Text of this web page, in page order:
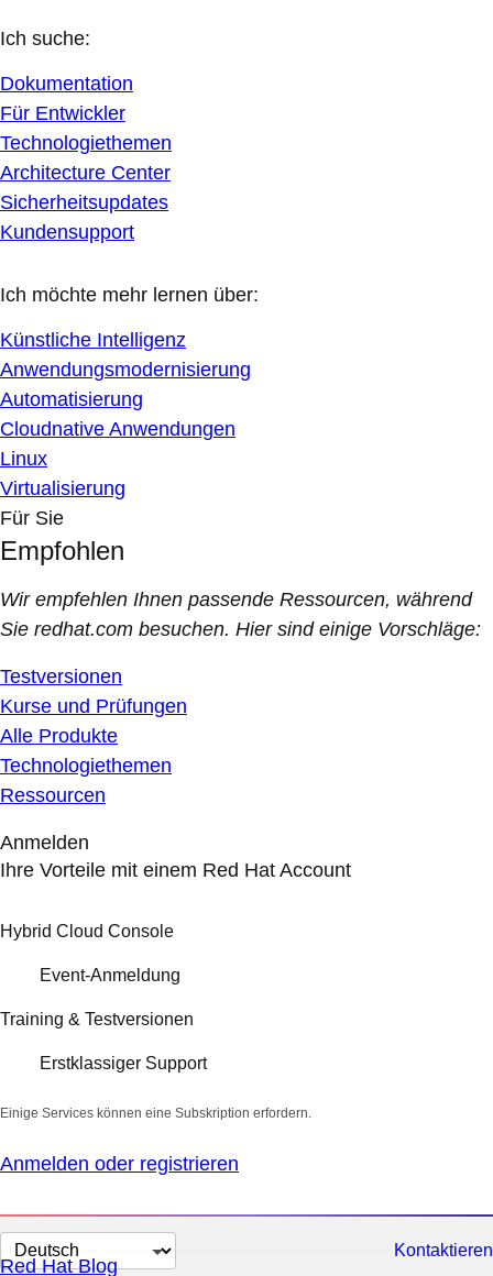
Ich suche:
Dokumentation
Für Entwickler
Technologiethemen
Architecture Center
Sicherheitsupdates
Kundensupport
Ich möchte mehr lernen über:
Künstliche Intelligenz
Anwendungsmodernisierung
Automatisierung
Cloudnative Anwendungen
Linux
Virtualisierung
Für Sie
Empfohlen
Wir empfehlen Ihnen passende Ressourcen, während
Sie redhat.com besuchen. Hier sind einige Vorschläge:
Testversionen
Kurse und Prüfungen
Alle Produkte
Technologiethemen
Ressourcen
Anmelden
Ihre Vorteile mit einem Red Hat Account
Hybrid Cloud Console
Event-Anmeldung
Training & Testversionen
Erstklassiger Support
Einige Services können eine Subskription erfordern.
Anmelden oder registrieren
Sprache
Kontaktieren
Red Hat Blog